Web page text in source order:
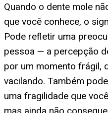
Quando o dente mole
que você conhece, o
Pode refletir uma
pessoa — a percepção
por um momento frágil,
vacilando. Também
uma fragilidade que
mas ainda não